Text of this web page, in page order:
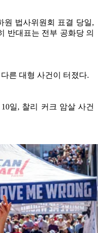
원 법사위원회 표결 당일,
반대표는 전부 공화당 의
른 대형 사건이 터졌다.
일, 찰리 커크 암살 사건